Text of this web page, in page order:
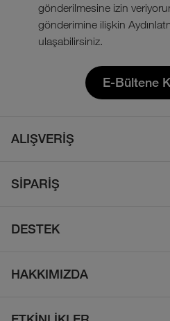
gönderilmesine izin
gönderimine ilişkin
ulaşabilirsiniz.
E-Bültene
ALIŞVERİŞ
Çocuk
Ayakkabı
SİPARİŞ
İade Politikası
DESTEK
Sıkça Sorulan Sorular
HAKKIMIZDA